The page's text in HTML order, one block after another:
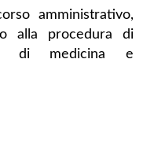
amministrativo,
alla procedura di
di medicina e